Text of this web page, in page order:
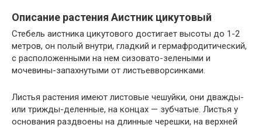
Описание растения Аистник цикутовый
Стебель аистника цикутового достигает высоты до 1-2
метров, он полый внутри, гладкий и гермафродитический,
с расположенными на нем сизовато-зелеными и
мочевины-запахнутыми от листьевворсинками.
Листья растения имеют листовые чешуйки, они дважды-
или трижды-деленные, на концах — зубчатые. Листья у
основания раздвоены на длинные черешки, на верхней